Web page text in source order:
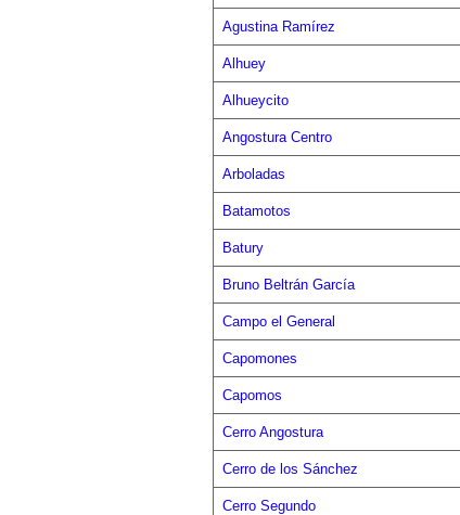
Agustina Ramírez
Alhuey
Alhueycito
Angostura Centro
Arboladas
Batamotos
Batury
Bruno Beltrán García
Campo el General
Capomones
Capomos
Cerro Angostura
Cerro de los Sánchez
Cerro Segundo